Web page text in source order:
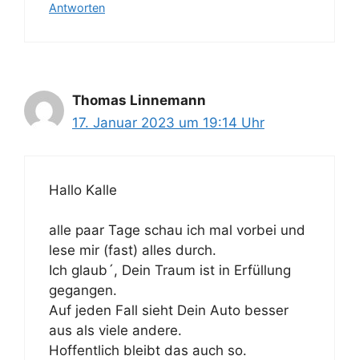
Antworten
Thomas Linnemann
17. Januar 2023 um 19:14 Uhr
Hallo Kalle
alle paar Tage schau ich mal vorbei und
lese mir (fast) alles durch.
Ich glaub´, Dein Traum ist in Erfüllung
gegangen.
Auf jeden Fall sieht Dein Auto besser
aus als viele andere.
Hoffentlich bleibt das auch so.